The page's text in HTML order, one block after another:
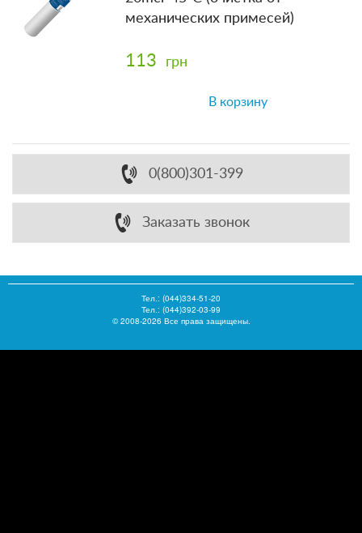
механических примесей)
113 грн
В корзину
0(800)301-399
Заказать звонок
Тел.: (044)334-51-20
Тел.: (044)392-03-99
© 2008-2026 Все права защищены.